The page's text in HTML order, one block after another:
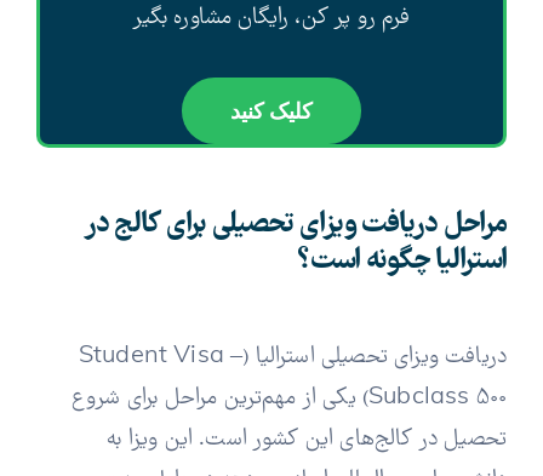
فرم رو پر کن، رایگان مشاوره بگیر
کلیک کنید
مراحل دریافت ویزای تحصیلی برای کالج در
استرالیا چگونه است؟
دریافت ویزای تحصیلی استرالیا (Student Visa –
Subclass 500) یکی از مهم‌ترین مراحل برای شروع
تحصیل در کالج‌های این کشور است. این ویزا به